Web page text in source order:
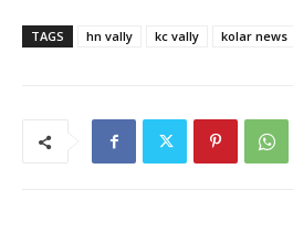
TAGS hn vally kc vally kolar news